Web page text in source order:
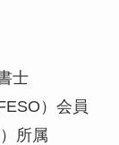
士
）会員
所属